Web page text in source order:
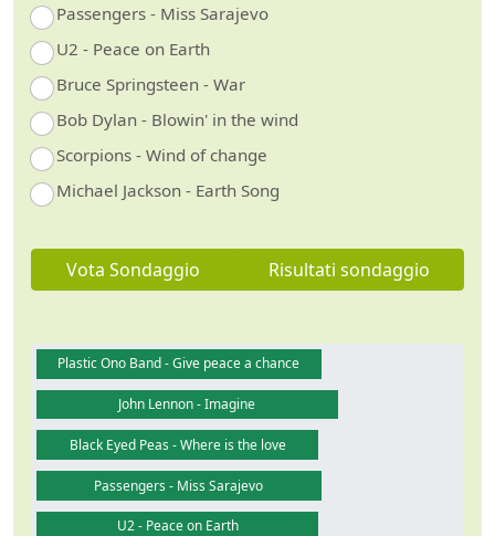
Passengers - Miss Sarajevo
U2 - Peace on Earth
Bruce Springsteen - War
Bob Dylan - Blowin' in the wind
Scorpions - Wind of change
Michael Jackson - Earth Song
Vota Sondaggio Risultati sondaggio
Plastic Ono Band - Give peace a chance
John Lennon - Imagine
Black Eyed Peas - Where is the love
Passengers - Miss Sarajevo
U2 - Peace on Earth